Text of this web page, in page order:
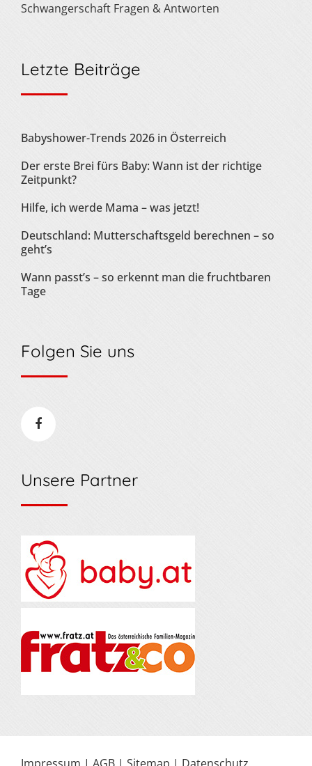
Schwangerschaft Fragen & Antworten
Letzte Beiträge
Babyshower-Trends 2026 in Österreich
Der erste Brei fürs Baby: Wann ist der richtige
Zeitpunkt?
Hilfe, ich werde Mama – was jetzt!
Deutschland: Mutterschaftsgeld berechnen – so
geht’s
Wann passt’s – so erkennt man die fruchtbaren
Tage
Folgen Sie uns
Unsere Partner